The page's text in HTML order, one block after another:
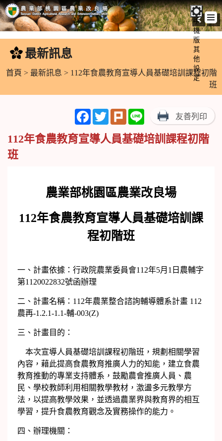
跳
要
容
手
機
版
其
他
設
定
最新訊息
首頁 > 最新訊息 > 112年食農教育宣導人員基礎培訓課程初階
班
FacebookTwitterPlurk Line 友善列印
112年食農教育宣導人員基礎培訓課程初階
班
農業部桃園區農業改良場
112年食農教育宣導人員基礎培訓課
程初階班
一、計畫依據：行政院農業委員會112年5月1日農輔字
第1120022832號函辦理
二、計畫名稱：112年農業整合諮詢輔導體系計畫 112
農再-1.2.1-1.1-輔-003(Z)
三、計畫目的：
本次宣導人員基礎培訓課程初階班，規劃相關學習
內容，藉此提高食農教育推廣人力的知能，建立食農
教育推動的專業支持體系，鼓勵農會推廣人員、農
民、學校教師利用相關教學教材，激盪多元教學方
法，以提高教學效果，並透過農業界與教育界的相互
學習，提升食農教育觀念及實務操作的能力。
四、辦理機關：